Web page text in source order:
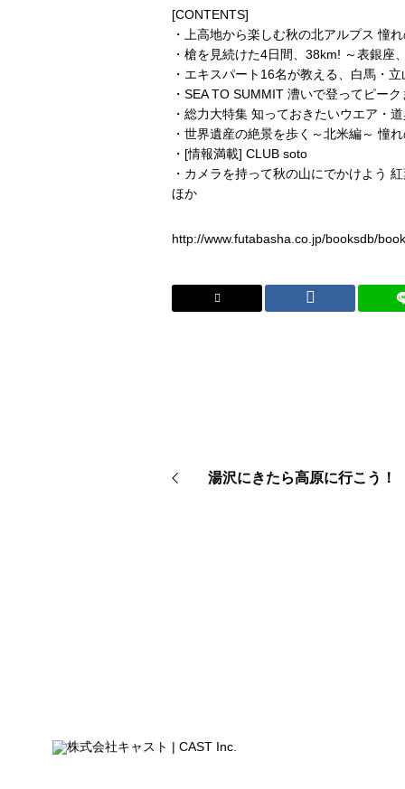
[CONTENTS]
・上高地から楽しむ秋の北アルプス 憧
・槍を見続けた4日間、38km! ～表銀座
・エキスパート16名が教える、白馬・
・SEA TO SUMMIT 漕いで登ってピーク
・総力大特集 知っておきたいウエア・
・世界遺産の絶景を歩く～北米編～ 憧
・[情報満載] CLUB soto
・カメラを持って秋の山にでかけよう
ほか
http://www.futabasha.co.jp/booksdb/
湯沢にきたら高原に行こう！